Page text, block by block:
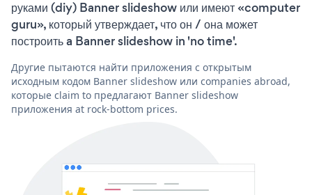
руками (diy) Banner slideshow или имеют «computer
guru», который утверждает, что он / она может
построить a Banner slideshow in 'no time'.
Другие пытаются найти приложения с открытым
исходным кодом Banner slideshow или companies abroad,
которые claim to предлагают Banner slideshow
приложения at rock-bottom prices.